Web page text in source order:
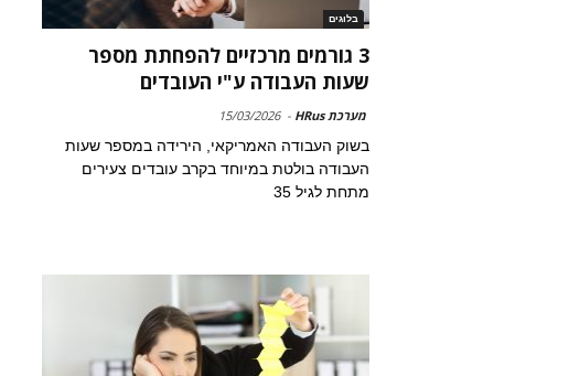
בלוגים
3 גורמים מרכזיים להפחתת מספר
שעות העבודה ע"י העובדים
מערכת HRus -
15/03/2026
בשוק העבודה האמריקאי, הירידה במספר שעות
העבודה בולטת במיוחד בקרב עובדים צעירים
מתחת לגיל 35